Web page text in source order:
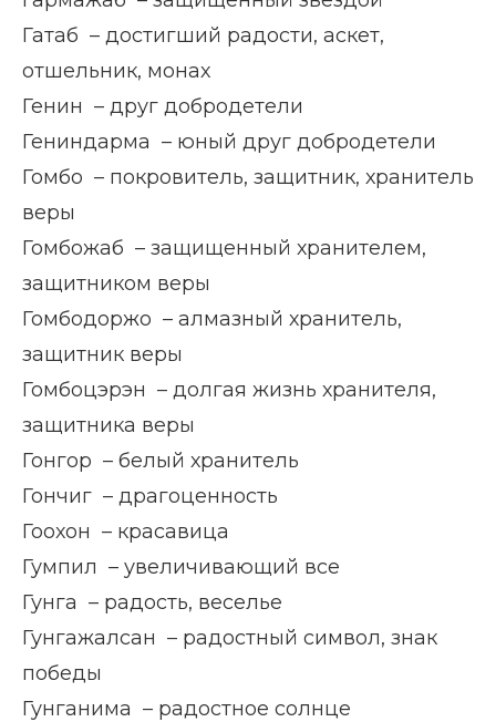
Гатаб – достигший радости, аскет,
отшельник, монах
Генин – друг добродетели
Гениндарма – юный друг добродетели
Гомбо – покровитель, защитник, хранитель
веры
Гомбожаб – защищенный хранителем,
защитником веры
Гомбодоржо – алмазный хранитель,
защитник веры
Гомбоцэрэн – долгая жизнь хранителя,
защитника веры
Гонгор – белый хранитель
Гончиг – драгоценность
Гоохон – красавица
Гумпил – увеличивающий все
Гунга – радость, веселье
Гунгажалсан – радостный символ, знак
победы
Гунганима – радостное солнце